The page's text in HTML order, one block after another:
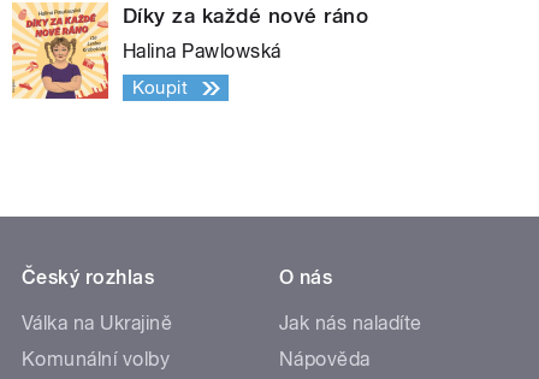
Díky za každé nové ráno
Halina Pawlowská
Koupit
Český rozhlas
Válka na Ukrajině
Komunální volby
O nás
Jak nás naladíte
Nápověda